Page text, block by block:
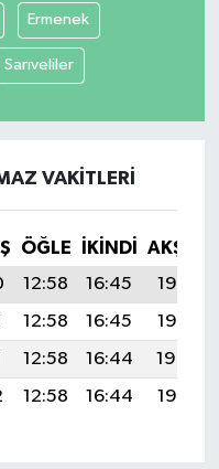
Ermenek
Sarıveliler
VAKITLERI
ÖĞLE İKINDI
AKŞAM
12:58 16:45
19:56
12:58 16:45
19:55
12:58 16:44
19:54
12:58 16:44 19:53